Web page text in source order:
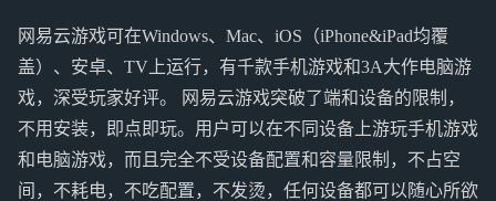
网易云游戏可在Windows、Mac、iOS（iPhone&iPad均覆
盖）、安卓、TV上运行，有千款手机游戏和3A大作电脑游
戏，深受玩家好评。 网易云游戏突破了端和设备的限制，
不用安装，即点即玩。用户可以在不同设备上游玩手机游戏
和电脑游戏，而且完全不受设备配置和容量限制，不占空
间，不耗电，不吃配置，不发烫，任何设备都可以随心所欲